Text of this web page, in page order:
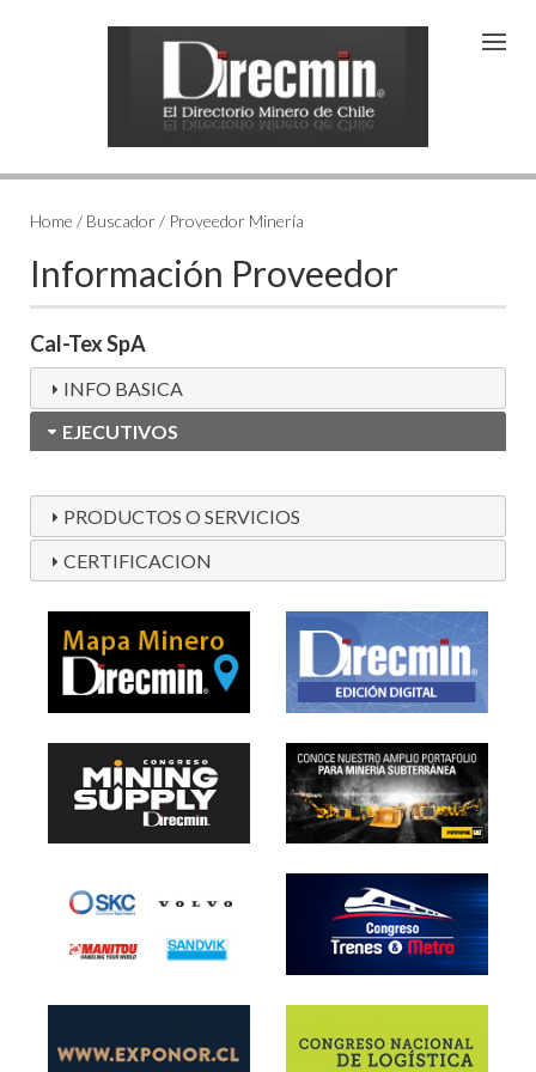
Home / Buscador / Proveedor Minería
Información Proveedor
Cal-Tex SpA
INFO BASICA
EJECUTIVOS
PRODUCTOS O SERVICIOS
CERTIFICACION